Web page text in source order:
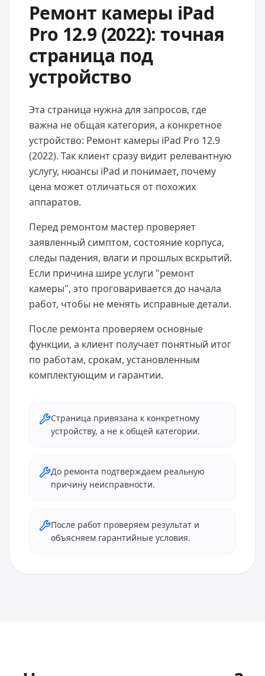
Ремонт камеры iPad
Pro 12.9 (2022): точная
страница под
устройство
Эта страница нужна для запросов, где
важна не общая категория, а конкретное
устройство: Ремонт камеры iPad Pro 12.9
(2022). Так клиент сразу видит релевантную
услугу, нюансы iPad и понимает, почему
цена может отличаться от похожих
аппаратов.
Перед ремонтом мастер проверяет
заявленный симптом, состояние корпуса,
следы падения, влаги и прошлых вскрытий.
Если причина шире услуги "ремонт
камеры", это проговаривается до начала
работ, чтобы не менять исправные детали.
После ремонта проверяем основные
функции, а клиент получает понятный итог
по работам, срокам, установленным
комплектующим и гарантии.
Страница привязана к конкретному
устройству, а не к общей категории.
До ремонта подтверждаем реальную
причину неисправности.
После работ проверяем результат и
объясняем гарантийные условия.